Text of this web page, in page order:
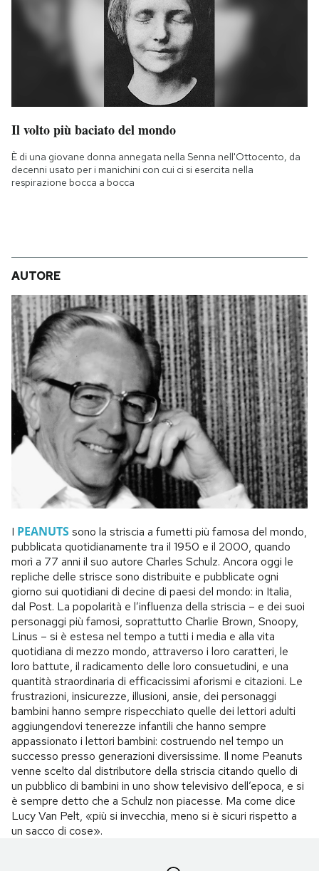
Il volto più baciato del mondo
È di una giovane donna annegata nella Senna nell'Ottocento, da
decenni usato per i manichini con cui ci si esercita nella
respirazione bocca a bocca
AUTORE
I PEANUTSsono la striscia a fumetti più famosa del mondo,
pubblicata quotidianamente tra il 1950 e il 2000, quando
morì a 77 anni il suo autore Charles Schulz. Ancora oggi le
repliche delle strisce sono distribuite e pubblicate ogni
giorno sui quotidiani di decine di paesi del mondo: in Italia,
dal Post. La popolarità e l’influenza della striscia – e dei suoi
personaggi più famosi, soprattutto Charlie Brown, Snoopy,
Linus – si è estesa nel tempo a tutti i media e alla vita
quotidiana di mezzo mondo, attraverso i loro caratteri, le
loro battute, il radicamento delle loro consuetudini, e una
quantità straordinaria di efficacissimi aforismi e citazioni. Le
frustrazioni, insicurezze, illusioni, ansie, dei personaggi
bambini hanno sempre rispecchiato quelle dei lettori adulti
aggiungendovi tenerezze infantili che hanno sempre
appassionato i lettori bambini: costruendo nel tempo un
successo presso generazioni diversissime. Il nome Peanuts
venne scelto dal distributore della striscia citando quello di
un pubblico di bambini in uno show televisivo dell’epoca, e si
è sempre detto che a Schulz non piacesse. Ma come dice
Lucy Van Pelt, «più si invecchia, meno si è sicuri rispetto a
un sacco di cose».